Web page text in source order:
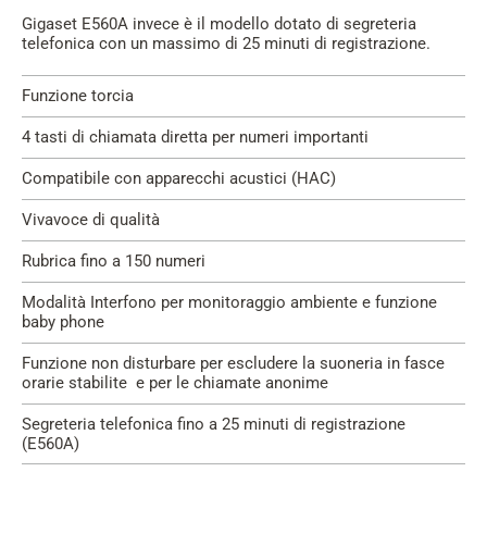
Gigaset E560A invece è il modello dotato di segreteria
telefonica con un massimo di 25 minuti di registrazione.
Funzione torcia
4 tasti di chiamata diretta per numeri importanti
Compatibile con apparecchi acustici (HAC)
Vivavoce di qualità
Rubrica fino a 150 numeri
Modalità Interfono per monitoraggio ambiente e funzione
baby phone
Funzione non disturbare per escludere la suoneria in fasce
orarie stabilite e per le chiamate anonime
Segreteria telefonica fino a 25 minuti di registrazione
(E560A)